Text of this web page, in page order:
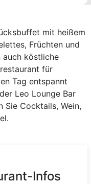
mit heißem
Früchten und
auch köstliche
für
Tag entspannt
Leo Lounge Bar
Sie Cocktails, Wein,
Infos